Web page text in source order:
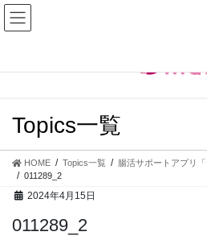
コ
ン
ツ
プ
ナ
ビ
シ
動
Topics一覧
HOME Topics一覧
腸活サポートアプリ
011289_2
2024年4月15日
011289_2